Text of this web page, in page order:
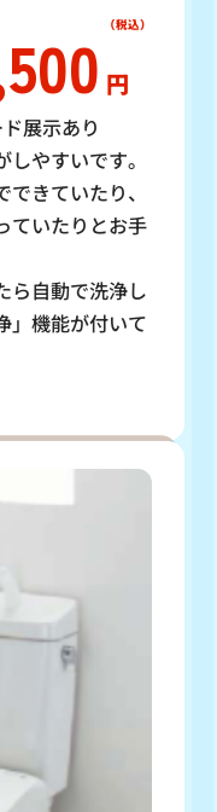
円
展示あり
やすいです。
きていたり、
ていたりとお手
ら自動で洗浄し
」機能が付いて